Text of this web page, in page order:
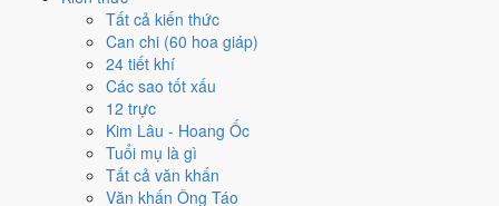
Tất cả kiến thức
Can chi (60 hoa giáp)
24 tiết khí
Các sao tốt xấu
12 trực
Kim Lâu - Hoang Ốc
Tuổi mụ là gì
Tất cả văn khấn
Văn khấn Ông Táo
Giờ hoàng đạo ngày 16/1/2021 là
những giờ nào?
Ngày Giáp Tý có6 giờ Hoàng Đạo
Mão (05h-07h), Ngọ (11h-13h), Thân (15h-17h), Dậu (17h-19h)
Khung dễ sắp xếp nhất trong giờ hành chính là
khung Hắc Đạo nên né khi ký kết hoặc xuất hành.